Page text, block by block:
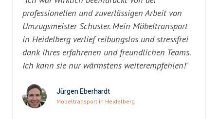
professionellen und zuverlässigen Arbeit von
Umzugsmeister Schuster. Mein Möbeltransport
in Heidelberg verlief reibungslos und stressfrei
dank ihres erfahrenen und freundlichen Teams.
Ich kann sie nur wärmstens weiterempfehlen!"
Jürgen Eberhardt
Möbeltransport in Heidelberg